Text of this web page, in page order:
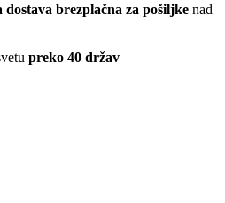
brezplačna za pošiljke nad
preko 40 držav